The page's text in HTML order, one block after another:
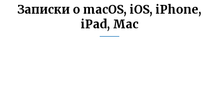
Записки о macOS, iOS, iPhone,
iPad, Mac